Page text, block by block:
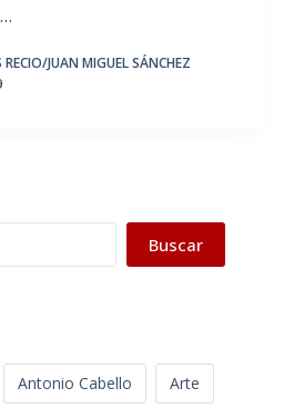
JUAN MIGUEL SÁNCHEZ
Buscar
Antonio Cabello Arte